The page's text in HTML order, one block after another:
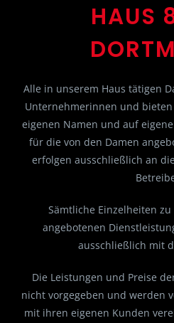
Kontakt
Zimmer
Aktuelle Girls
HAUS
Alle in unserem Haus tätigen
Unternehmerinnen und
eigenen Namen und auf
für die von den Damen
erfolgen ausschließlich an
Sämtliche Einzelheiten
angebotenen
ausschließlich mit
Die Leistungen und Preise
nicht vorgegeben und werden
mit ihren eigenen Kunden